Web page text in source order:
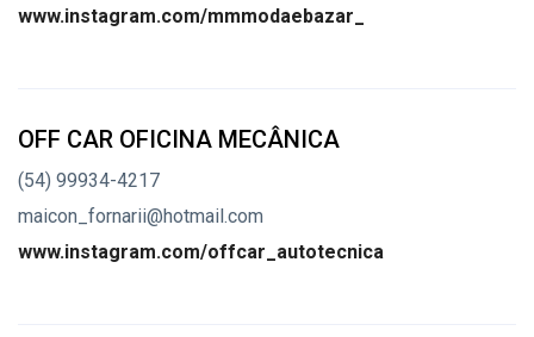
www.instagram.com/mmmodaebazar_
OFF CAR OFICINA MECÂNICA
(54) 99934-4217
maicon_fornarii@hotmail.com
www.instagram.com/offcar_autotecnica